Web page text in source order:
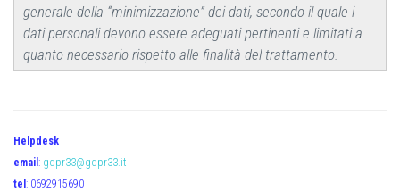
generale della “minimizzazione” dei dati, secondo il quale i
dati personali devono essere adeguati pertinenti e limitati a
quanto necessario rispetto alle finalità del trattamento.
Helpdesk
email : gdpr33@gdpr33.it
tel : 0692915690